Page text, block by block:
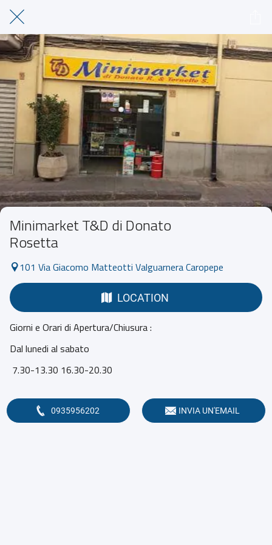
Minimarket T&D di Donato
Rosetta
101 Via Giacomo Matteotti Valguarnera Caropepe
LOCATION
Giorni e Orari di Apertura/Chiusura :
Dal lunedi al sabato
7.30-13.30 16.30-20.30
0935956202 INVIA UN'EMAIL